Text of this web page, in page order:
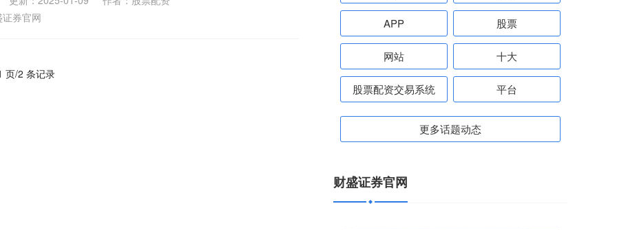
券官网
页/2 条记录
APP 股票
网站 十大
股票配资交易系统 平台
更多话题动态
财盛证券官网